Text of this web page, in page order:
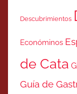
Descubrimientos
Económinos
de Cata
Guía de